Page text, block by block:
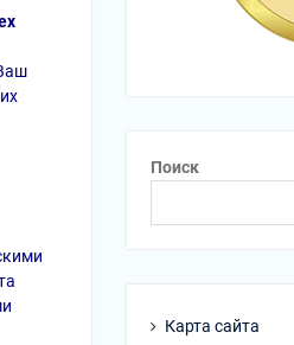
Поиск
Карта сайта